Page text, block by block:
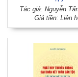
Tác giả: Nguyễn
Giá tiền: Liên